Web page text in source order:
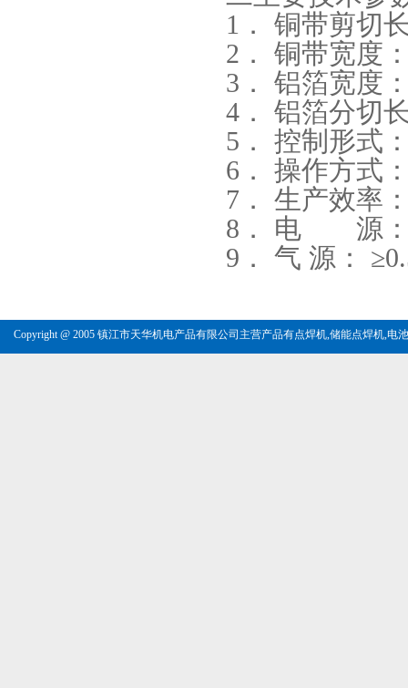
1． 铜带剪切
2． 铜带宽度
3． 铝箔宽度
4． 铝箔分切
5． 控制形式
6． 操作方式
7． 生产效率
8． 电 源：
9． 气 源：
Copyright @ 2005 镇江市天华机电产品有限公司主营产品有点焊机,储能点焊机,电